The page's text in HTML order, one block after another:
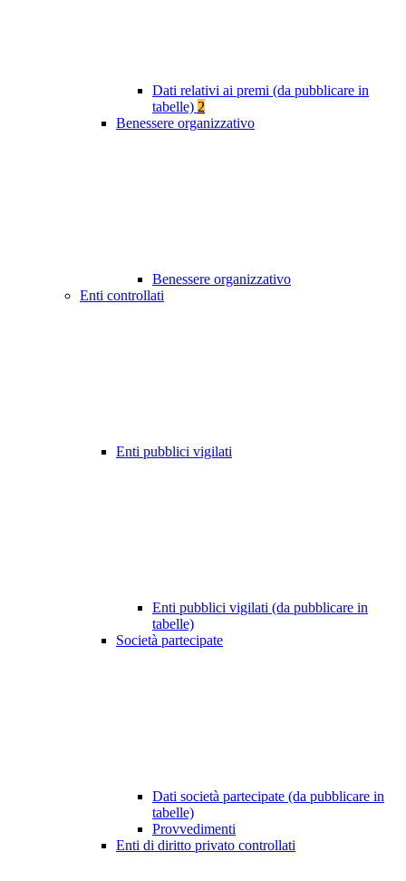
Dati relativi ai premi (da pubblicare in
tabelle) 2
Benessere organizzativo
Benessere organizzativo
Enti controllati
Enti pubblici vigilati
Enti pubblici vigilati (da pubblicare in
tabelle)
Società partecipate
Dati società partecipate (da pubblicare in
tabelle)
Provvedimenti
Enti di diritto privato controllati